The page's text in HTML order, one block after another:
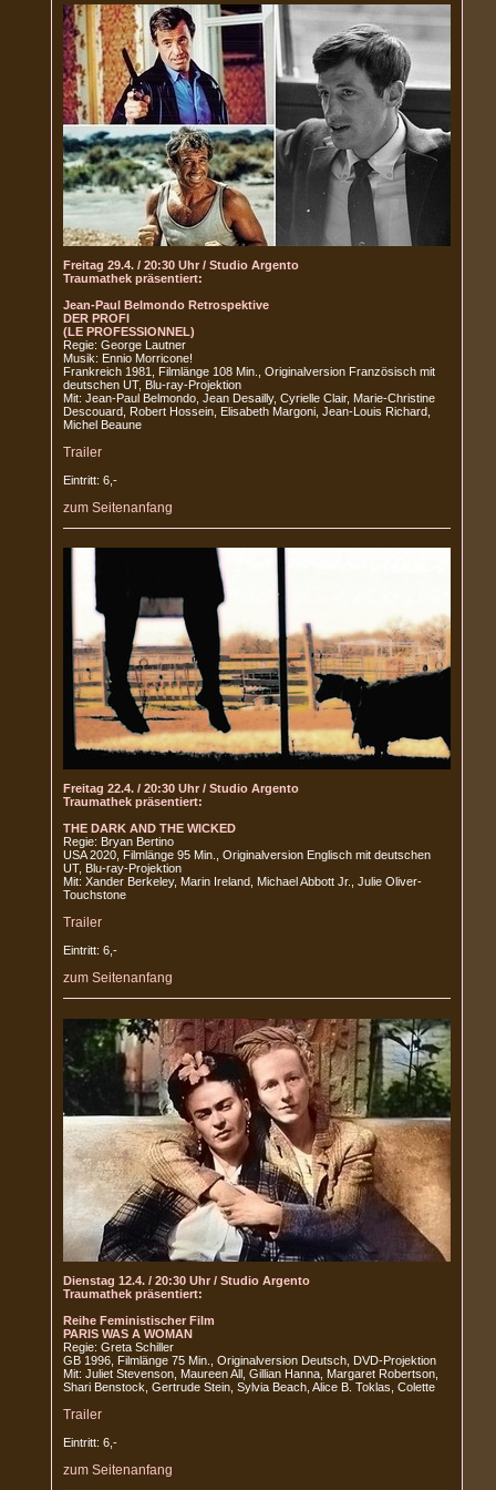
Freitag 29.4. / 20:30 Uhr / Studio Argento
Traumathek präsentiert:
Jean-Paul Belmondo Retrospektive
DER PROFI
(LE PROFESSIONNEL)
Regie: George Lautner
Musik: Ennio Morricone!
Frankreich 1981, Filmlänge 108 Min., Originalversion Französisch mit
deutschen UT, Blu-ray-Projektion
Mit: Jean-Paul Belmondo, Jean Desailly, Cyrielle Clair, Marie-Christine
Descouard, Robert Hossein, Elisabeth Margoni, Jean-Louis Richard,
Michel Beaune
Trailer
Eintritt: 6,-
zum Seitenanfang
Freitag 22.4. / 20:30 Uhr / Studio Argento
Traumathek präsentiert:
THE DARK AND THE WICKED
Regie: Bryan Bertino
USA 2020, Filmlänge 95 Min., Originalversion Englisch mit deutschen
UT, Blu-ray-Projektion
Mit: Xander Berkeley, Marin Ireland, Michael Abbott Jr., Julie Oliver-
Touchstone
Trailer
Eintritt: 6,-
zum Seitenanfang
Dienstag 12.4. / 20:30 Uhr / Studio Argento
Traumathek präsentiert:
Reihe Feministischer Film
PARIS WAS A WOMAN
Regie: Greta Schiller
GB 1996, Filmlänge 75 Min., Originalversion Deutsch, DVD-Projektion
Mit: Juliet Stevenson, Maureen All, Gillian Hanna, Margaret Robertson,
Shari Benstock, Gertrude Stein, Sylvia Beach, Alice B. Toklas, Colette
Trailer
Eintritt: 6,-
zum Seitenanfang